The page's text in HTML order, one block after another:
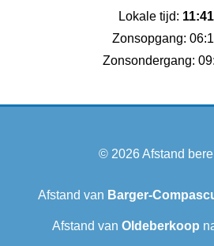
Lokale tijd:
Zonsopgang:
Zonsondergang:
© 2026Afstand
Afstand van Barger-
Afstand van Oldeberkoop